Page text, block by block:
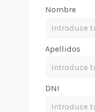
Nombre
Apellidos
DNI